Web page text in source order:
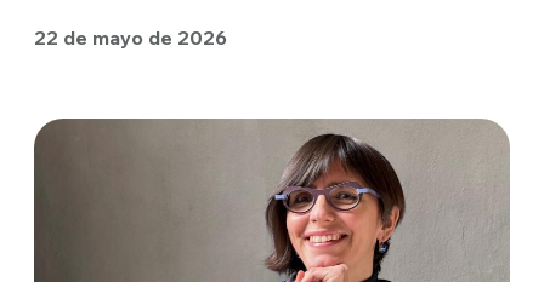
22 de mayo de 2026